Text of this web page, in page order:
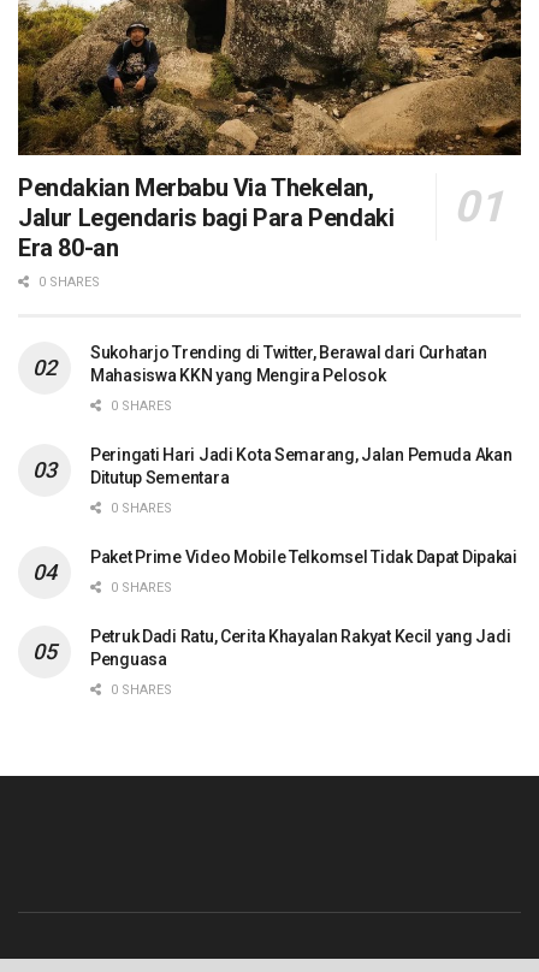
Pendakian Merbabu Via Thekelan,
Jalur Legendaris bagi Para Pendaki
Era 80-an
0 SHARES
Sukoharjo Trending di Twitter, Berawal dari Curhatan
Mahasiswa KKN yang Mengira Pelosok
0 SHARES
Peringati Hari Jadi Kota Semarang, Jalan Pemuda Akan
Ditutup Sementara
0 SHARES
Paket Prime Video Mobile Telkomsel Tidak Dapat Dipakai
0 SHARES
Petruk Dadi Ratu, Cerita Khayalan Rakyat Kecil yang Jadi
Penguasa
0 SHARES